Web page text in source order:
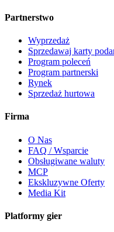
Partnerstwo
Wyprzedaż
Sprzedawaj karty
Program poleceń
Program partnerski
Rynek
Sprzedaż hurtowa
Firma
O Nas
FAQ / Wsparcie
Obsługiwane waluty
MCP
Ekskluzywne Oferty
Media Kit
Platformy gier